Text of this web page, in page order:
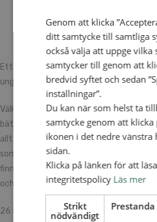
Ett fortbildningsår för Svenska
ungdomsledare under fyra tillfällen läsår
Välkommen med på en resa där du blir
bättre rustade för att leda församling i
allt mer. Under året bearbetar vi
som kännetecknar de världsbilder som
finns ett allt mer skriande behov att
och unga vuxna att känna sig hemma
26 sept 2023, 16 nov 2023, 22 feb
Genom att klicka
ditt samtycke till samtliga
också välja att uppge vilka
samtycker till genom att
bredvid syftet och sedan
inställningar”.
Du kan när som helst ta
samtycke genom att klicka
ikonen i det nedre vänstra
sidan.
Klicka på länken för att
integritetspolicy Läs mer
Strikt
nödvändigt
Prestanda